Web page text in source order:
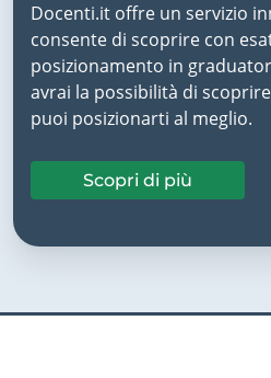
Docenti.it offre un servizio
consente di scoprire con
posizionamento in
avrai la possibilità di
puoi posizionarti al meglio.
Scopri di più